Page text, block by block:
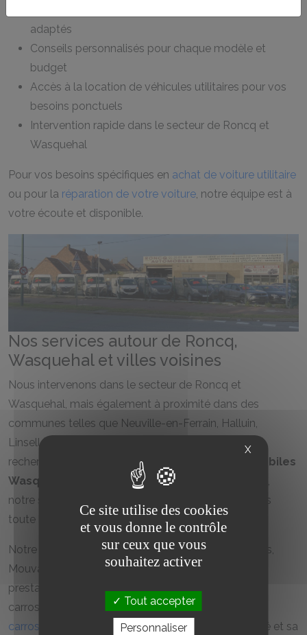
adaptés
Conseils personnalisés pour chaque modèle et
budget
Accès à la location de véhicules utilitaires pour vos
besoins ponctuels
Intervention rapide dans le secteur de Roncq et
Wasquehal
Pour vos besoins spécifiques en achat de voiture utilitaire
ou pour la réparation de votre voiture, notre équipe est à
votre écoute et disponible.
Nos services autour de Roncq,
Wasquehal et villes voisines
Nous intervenons dans le secteur de Roncq et
Wasquehal, mais également à proximité dans des
communes telles que Neuville-en-Ferrain, Halluin,
Linselles, Bousbecque et Tourcoing. Que vous
recherchiez une
voiture occasion roncq automobiles
Wasquehal
ou des services d’entretien automobile,
notre société est votre partenaire de confiance dans
toute la région.
Notre expertise s’étend aussi aux clients de Bondues,
Mouvaux et Wervicq-Sud, où nous proposons des
prestations complètes, de la vente à l’entretien
carrosserie. Par exemple, notre service d’
carrosserie à Wasquehalest reconnu pour sa qualité et sa
X
Ce site utilise des cookies
et vous donne le contrôle
sur ceux que vous
souhaitez activer
Tout accepter
Personnaliser